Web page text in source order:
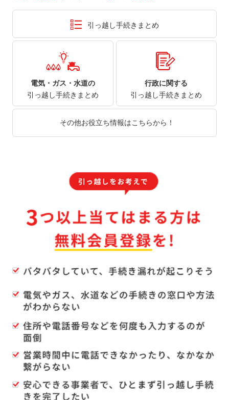
引っ越し手続きまとめ
電気・ガス・水道の
引っ越し手続きまとめ
行政に関する
引っ越し手続きまとめ
その他お役立ち情報はこちらから！